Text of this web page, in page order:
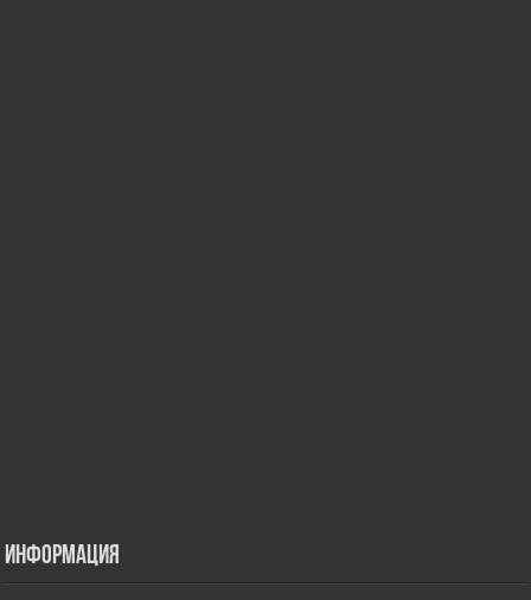
Информация